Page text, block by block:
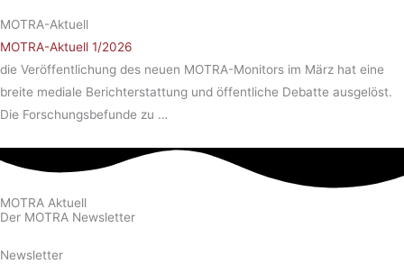
MOTRA-Aktuell
MOTRA-Aktuell 1/2026
die Veröffentlichung des neuen MOTRA-Monitors im März hat eine
breite mediale Berichterstattung und öffentliche Debatte ausgelöst.
Die Forschungsbefunde zu …
MOTRA Aktuell
Der MOTRA Newsletter
Newsletter